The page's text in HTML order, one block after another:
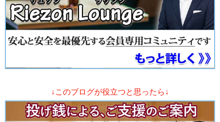
↓このブログが役立つと思ったら↓